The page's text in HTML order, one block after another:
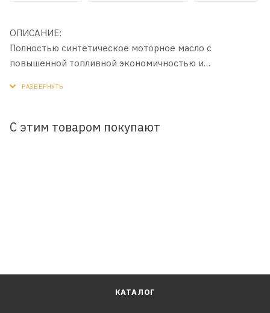
ОПИСАНИЕ:
Полностью синтетическое моторное масло с
повышенной топливной экономичностью и
- Гарантирует надежный пуск двигателя и его защиту в
условиях низких температур
С этим товаром покупают
КАТАЛОГ